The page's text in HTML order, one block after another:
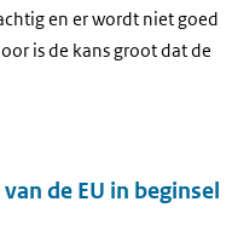
en er wordt niet goed
is de kans groot dat de
de EU in beginsel